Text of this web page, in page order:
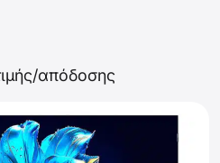
απόδοσης